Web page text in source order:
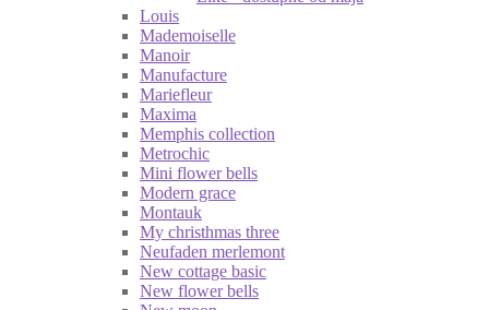
Louis
Mademoiselle
Manoir
Manufacture
Mariefleur
Maxima
Memphis collection
Metrochic
Mini flower bells
Modern grace
Montauk
My christhmas three
Neufaden merlemont
New cottage basic
New flower bells